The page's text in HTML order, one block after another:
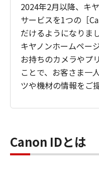
2024年2月以降、キ
サービスを1つの［
だけるようになりま
キヤノンホームペー
お持ちのカメラやプ
ことで、お客さま一
ツや機材の情報をご
Canon IDとは